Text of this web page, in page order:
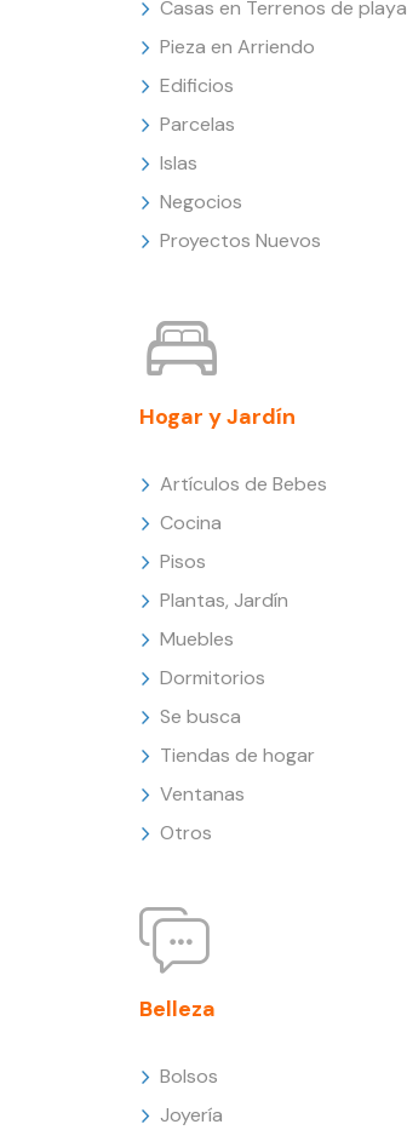
Casas en Terrenos de playa
Pieza en Arriendo
Edificios
Parcelas
Islas
Negocios
Proyectos Nuevos
Hogar y Jardín
Artículos de Bebes
Cocina
Pisos
Plantas, Jardín
Muebles
Dormitorios
Se busca
Tiendas de hogar
Ventanas
Otros
Belleza
Bolsos
Joyería